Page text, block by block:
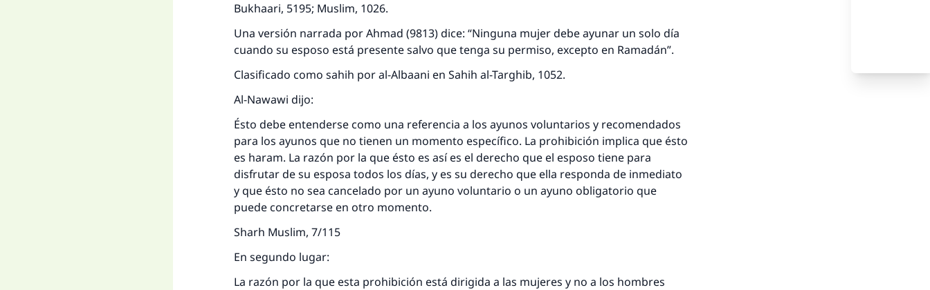
Bukhaari, 5195; Muslim, 1026.
Una versión narrada por Ahmad (9813) dice: “Ninguna mujer debe ayunar un solo día
cuando su esposo está presente salvo que tenga su permiso, excepto en Ramadán”.
Clasificado como sahih por al-Albaani en Sahih al-Targhib, 1052.
Al-Nawawi dijo:
Ésto debe entenderse como una referencia a los ayunos voluntarios y recomendados
para los ayunos que no tienen un momento específico. La prohibición implica que ésto
es haram. La razón por la que ésto es así es el derecho que el esposo tiene para
disfrutar de su esposa todos los días, y es su derecho que ella responda de inmediato
y que ésto no sea cancelado por un ayuno voluntario o un ayuno obligatorio que
puede concretarse en otro momento.
Sharh Muslim, 7/115
En segundo lugar:
La razón por la que esta prohibición está dirigida a las mujeres y no a los hombres